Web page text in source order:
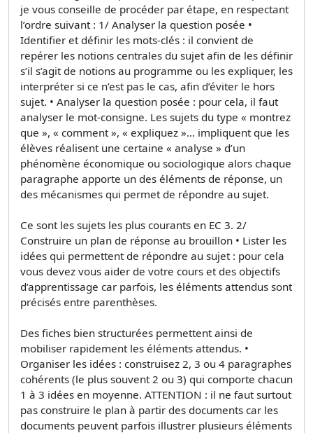
je vous conseille de procéder par étape, en respectant
l’ordre suivant : 1/ Analyser la question posée •
Identifier et définir les mots-clés : il convient de
repérer les notions centrales du sujet afin de les définir
s’il s’agit de notions au programme ou les expliquer, les
interpréter si ce n’est pas le cas, afin d’éviter le hors
sujet. • Analyser la question posée : pour cela, il faut
analyser le mot-consigne. Les sujets du type « montrez
que », « comment », « expliquez »… impliquent que les
élèves réalisent une certaine « analyse » d’un
phénomène économique ou sociologique alors chaque
paragraphe apporte un des éléments de réponse, un
des mécanismes qui permet de répondre au sujet.
Ce sont les sujets les plus courants en EC 3. 2/
Construire un plan de réponse au brouillon • Lister les
idées qui permettent de répondre au sujet : pour cela
vous devez vous aider de votre cours et des objectifs
d’apprentissage car parfois, les éléments attendus sont
précisés entre parenthèses.
Des fiches bien structurées permettent ainsi de
mobiliser rapidement les éléments attendus. •
Organiser les idées : construisez 2, 3 ou 4 paragraphes
cohérents (le plus souvent 2 ou 3) qui comporte chacun
1 à 3 idées en moyenne. ATTENTION : il ne faut surtout
pas construire le plan à partir des documents car les
documents peuvent parfois illustrer plusieurs éléments